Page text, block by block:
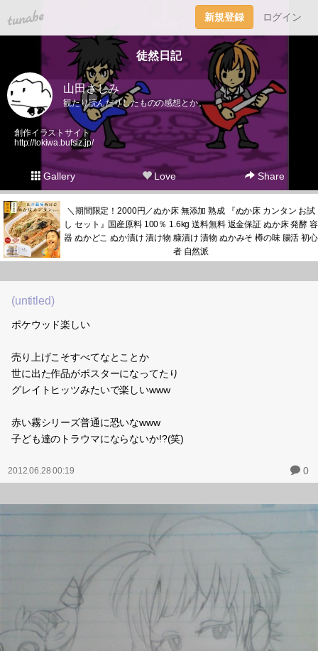
tuna.be 新規登録 ログイン
徒然日記
山田さしみ
観たり読んだりしたものの感想とか。
創作イラストサイト
http://tokiwa.bufsiz.jp/
Gallery Love Share
＼期間限定！2000円／ぬか床 無添加 熟成 『ぬか床 カンタン お試
し セット』国産原料 100％ 1.6kg 送料無料 返金保証 ぬか床 発酵 容
器 ぬかどこ ぬか漬け 漬け物 糠漬け 漬物 ぬかみそ 樽の味 腸活 初心
者 自然派
(untitled)
ポケウッド楽しい
売り上げこそすべてなとことか
世に出た作品がポスターになってたり
グレイトヒッツみたいで楽しいwww
赤い霧シリーズ普通に恐いなwww
子ども達のトラウマにならないか!?(笑)
2012.06.28 00:19 0